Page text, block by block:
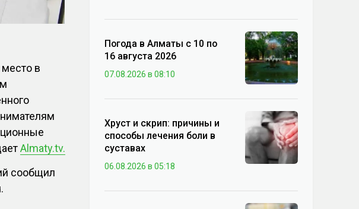
в
Almaty.tv.
сообщил
Погода в Алматы с 10 по
16 августа 2026
07.08.2026 в 08:10
Хруст и скрип: причины и
способы лечения боли в
суставах
06.08.2026 в 05:18